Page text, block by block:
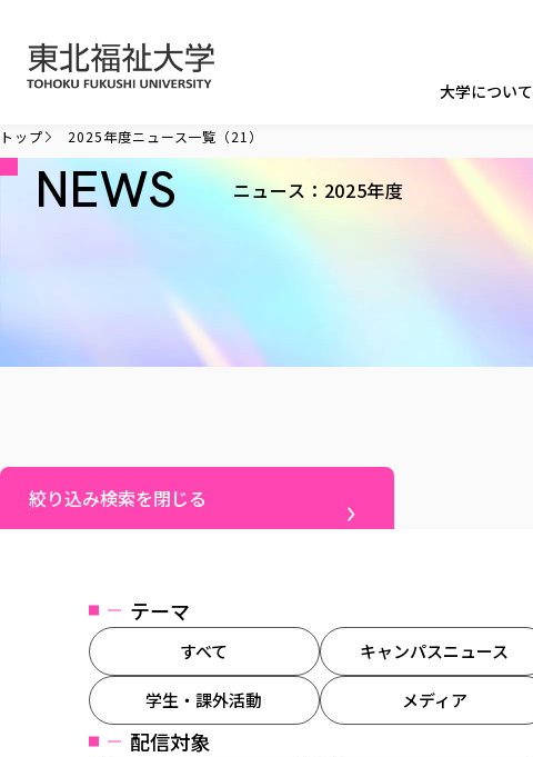
大学について
トップ 2025年度ニュース一覧（21）
NEWS ニュース：2025年度
絞り込み検索を閉じる
テーマ
すべて キャンパスニュース
学生・課外活動 メディア
配信対象